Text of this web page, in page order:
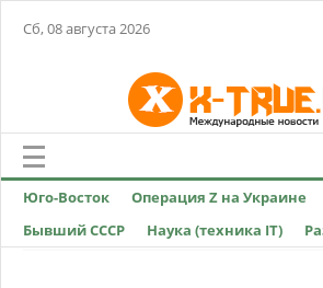
Сб, 08 августа 2026
Юго-Восток Операция Z на Украине
Бывший СССР
Наука (техника IT)